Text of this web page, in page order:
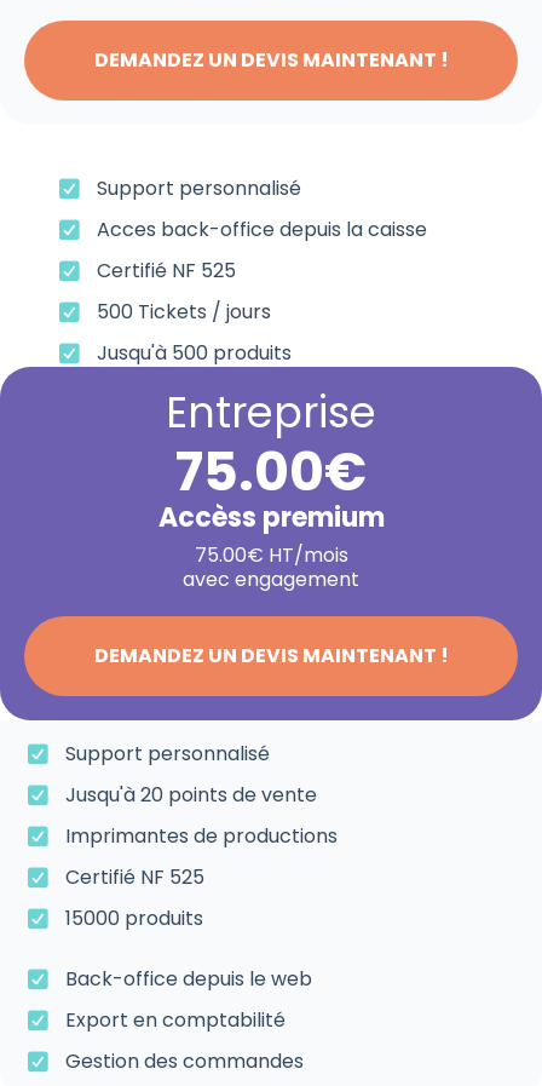
DEMANDEZ UN DEVIS MAINTENANT !
Support personnalisé
Acces back-office depuis la caisse
Certifié NF 525
500 Tickets / jours
Jusqu'à 500 produits
Entreprise
75.00€
Accèss premium
75.00€ HT/mois
avec engagement
DEMANDEZ UN DEVIS MAINTENANT !
Support personnalisé
Jusqu'à 20 points de vente
Imprimantes de productions
Certifié NF 525
15000 produits
Back-office depuis le web
Export en comptabilité
Gestion des commandes